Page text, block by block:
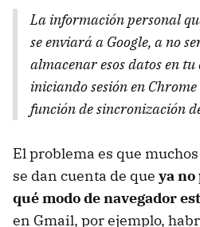
La información personal
se enviará a Google, a no
almacenar esos datos en tu
iniciando sesión en
función de sincronización
El problema es que
se dan cuenta de que ya
qué modo de navegador
en Gmail, por ejemplo,